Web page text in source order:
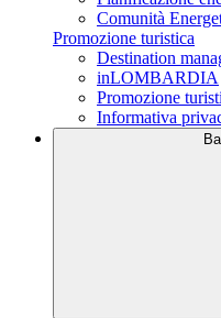
Comunità
Promozione turistica
Destination
inLOMBARDIA
Promozione
Informativa